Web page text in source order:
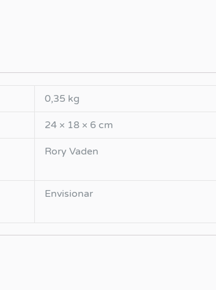
0,35 kg
24 × 18 × 6 cm
Rory Vaden
Envisionar